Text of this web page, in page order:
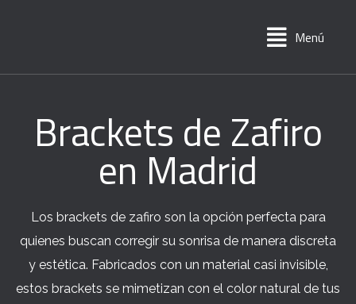
Menú
Brackets de Zafiro
en Madrid
Los brackets de zafiro son la opción perfecta para
quienes buscan corregir su sonrisa de manera discreta
y estética. Fabricados con un material casi invisible,
estos brackets se mimetizan con el color natural de tus